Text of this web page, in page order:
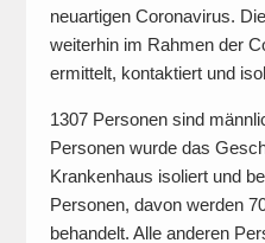
neuartigen Coronavirus.
weiterhin im Rahmen der
ermittelt, kontaktiert und
1307 Personen sind
Personen wurde das
Krankenhaus isoliert und
Personen, davon werden
behandelt. Alle anderen